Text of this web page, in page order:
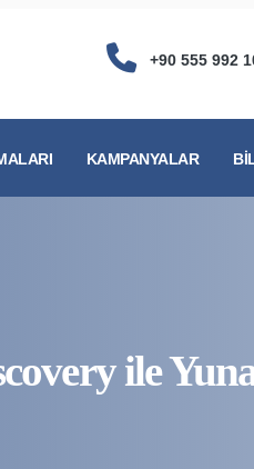
+90 555 992
KAMPANYALAR
ile